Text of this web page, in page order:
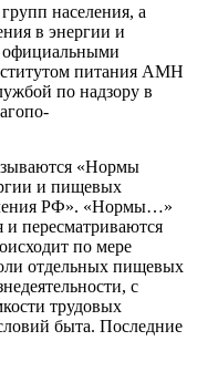
населения, а
в энергии и
официальными
питания АМН
по надзору в
«Нормы
и пищевых
РФ». «Нормы…»
и пересматриваются
по мере
отдельных пищевых
с
трудовых
быта. Последние